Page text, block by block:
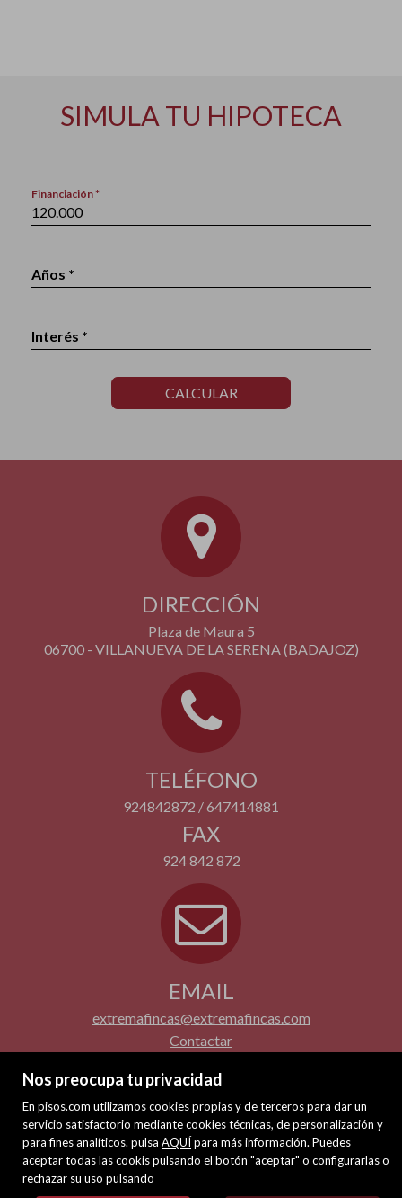
Nos preocupa tu privacidad
En pisos.com utilizamos cookies propias y de terceros para dar un
servicio satisfactorio mediante cookies técnicas, de personalización y
para fines analíticos. pulsa AQUÍ para más información. Puedes
aceptar todas las cookis pulsando el botón "aceptar" o configurarlas o
rechazar su uso pulsando
SIMULA TU HIPOTECA
Financiación *
Años *
Interés *
CALCULAR
DIRECCIÓN
Plaza de Maura 5
06700 - VILLANUEVA DE LA SERENA (BADAJOZ)
TELÉFONO
924842872 / 647414881
FAX
924 842 872
EMAIL
extremafincas@extremafincas.com
Contactar